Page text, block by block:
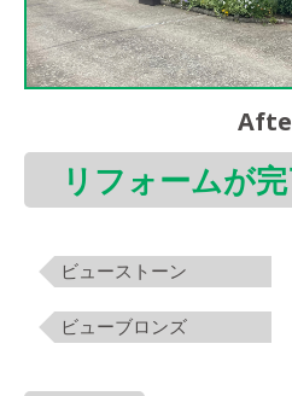
リフォームが
ビューストーン
ビューブロンズ